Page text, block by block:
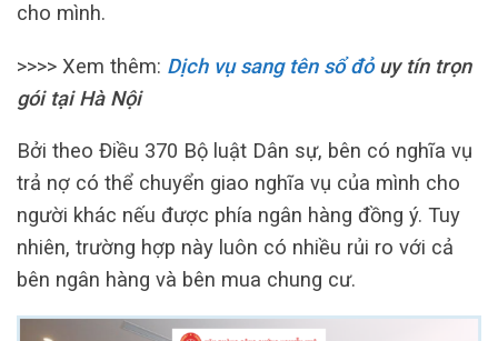
cho mình.
>>>> Xem thêm: Dịch vụ sang tên sổ đỏuy tín trọn
gói tại Hà Nội
Bởi theo Điều 370 Bộ luật Dân sự, bên có nghĩa vụ
trả nợ có thể chuyển giao nghĩa vụ của mình cho
người khác nếu được phía ngân hàng đồng ý. Tuy
nhiên, trường hợp này luôn có nhiều rủi ro với cả
bên ngân hàng và bên mua chung cư.